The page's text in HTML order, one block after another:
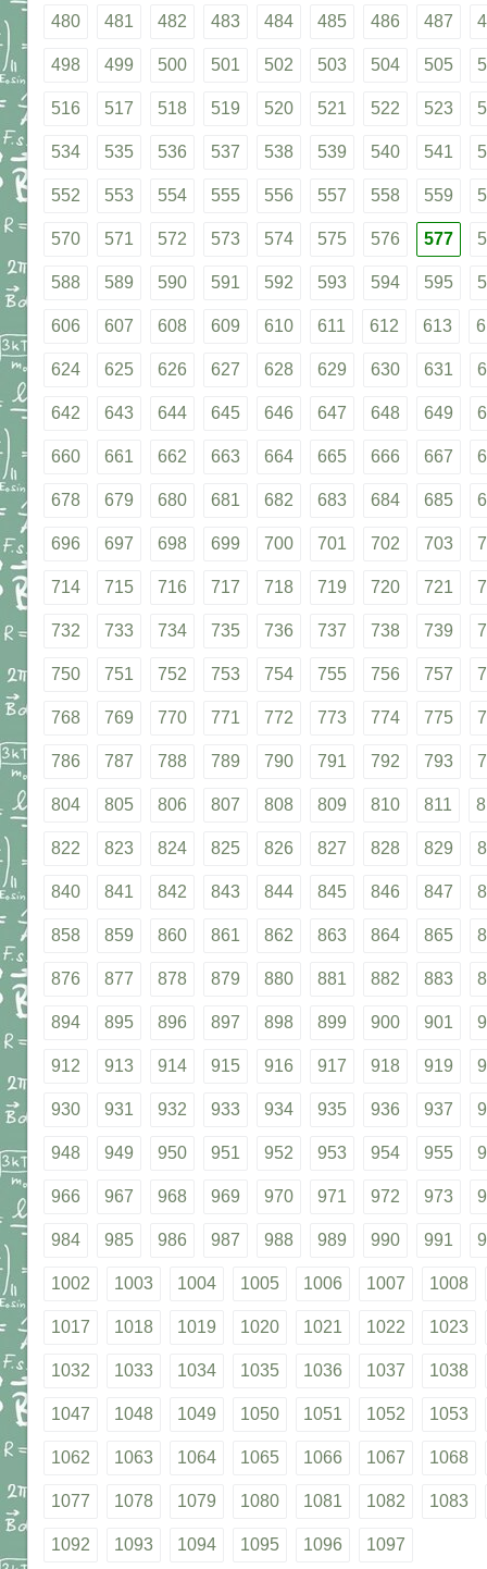
480 481 482 483 484 485 486 487
498 499 500 501 502 503 504 505
516 517 518 519 520 521 522 523
534 535 536 537 538 539 540 541
552 553 554 555 556 557 558 559
570 571 572 573 574 575 576 577
588 589 590 591 592 593 594 595
606 607 608 609 610 611 612 613
624 625 626 627 628 629 630 631
642 643 644 645 646 647 648 649
660 661 662 663 664 665 666 667
678 679 680 681 682 683 684 685
696 697 698 699 700 701 702 703
714 715 716 717 718 719 720 721
732 733 734 735 736 737 738 739
750 751 752 753 754 755 756 757
768 769 770 771 772 773 774 775
786 787 788 789 790 791 792 793
804 805 806 807 808 809 810 811
822 823 824 825 826 827 828 829
840 841 842 843 844 845 846 847
858 859 860 861 862 863 864 865
876 877 878 879 880 881 882 883
894 895 896 897 898 899 900 901
912 913 914 915 916 917 918 919
930 931 932 933 934 935 936 937
948 949 950 951 952 953 954 955
966 967 968 969 970 971 972 973
984 985 986 987 988 989 990 991
1002 1003 1004 1005 1006 1007 1008
1017 1018 1019 1020 1021 1022 1023
1032 1033 1034 1035 1036 1037 1038
1047 1048 1049 1050 1051 1052 1053
1062 1063 1064 1065 1066 1067 1068
1077 1078 1079 1080 1081 1082 1083
1092 1093 1094 1095 1096 1097